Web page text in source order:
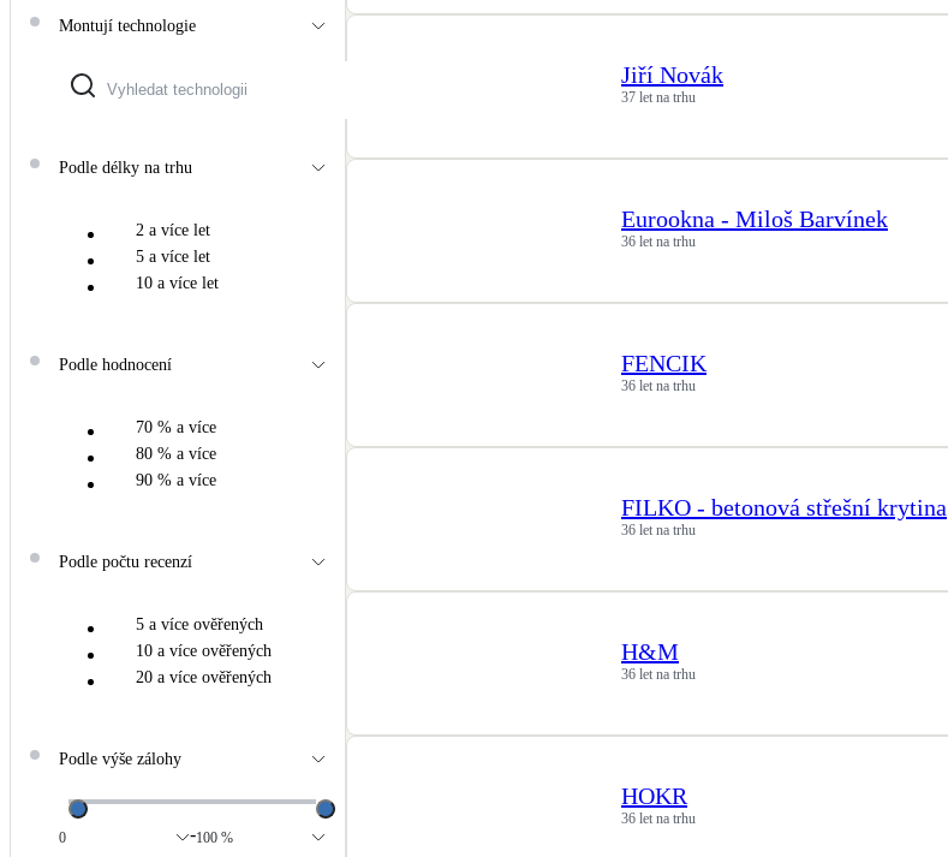
Montují technologie
Podle délky na trhu
2 a více let
5 a více let
10 a více let
Podle hodnocení
70 % a více
80 % a více
90 % a více
Podle počtu recenzí
5 a více ověřených
10 a více ověřených
20 a více ověřených
Podle výše zálohy
0 -100 %
Jiří Novák
37 let na trhu
Eurookna - Miloš Barvínek
36 let na trhu
FENCIK
36 let na trhu
FILKO - betonová střešní krytina
36 let na trhu
H&M
36 let na trhu
HOKR
36 let na trhu